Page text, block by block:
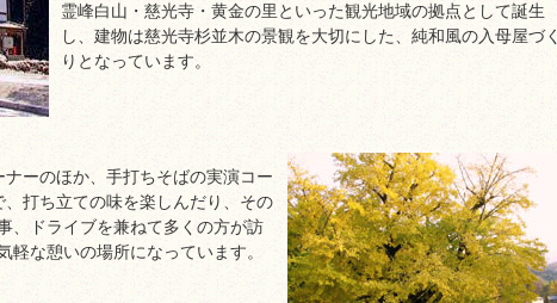
霊峰白山・慈光寺・黄金の里といった観光地域の拠点として誕生
し、建物は慈光寺杉並木の景観を大切にした、純和風の入母屋づく
りとなっています。
ーのほか、手打ちそばの実演コー
打ち立ての味を楽しんだり、その
、ドライブを兼ねて多くの方が訪
な憩いの場所になっています。